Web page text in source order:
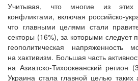
Учитывая, что многие из
конфликтами, включая российско-
что главными целями стали
секторы (16%), за которыми следует
геополитическая напряженность
на хактивизм. Большая часть
на Азиатско-Тихоокеанский
Украина стала главной целью таких